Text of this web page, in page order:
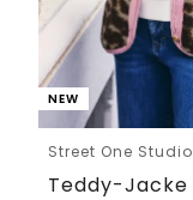
NEW
Street One Studio